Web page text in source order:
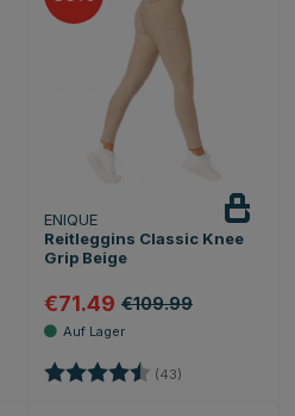
ENIQUE
Reitleggins Classic Knee
Grip Beige
€71.49 €109.99
Bewertung: (43)